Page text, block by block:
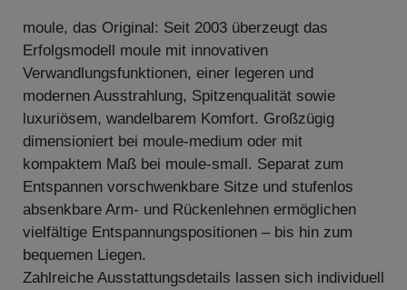
moule, das Original: Seit 2003 überzeugt das
Erfolgsmodell moule mit innovativen
Verwandlungsfunktionen, einer legeren und
modernen Ausstrahlung, Spitzenqualität sowie
luxuriösem, wandelbarem Komfort. Großzügig
dimensioniert bei moule-medium oder mit
kompaktem Maß bei moule-small. Separat zum
Entspannen vorschwenkbare Sitze und stufenlos
absenkbare Arm- und Rückenlehnen ermöglichen
vielfältige Entspannungspositionen – bis hin zum
bequemen Liegen.
Zahlreiche Ausstattungsdetails lassen sich individuell